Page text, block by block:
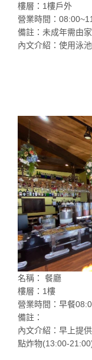
樓層：1樓戶外
營業時間：
備註：未成年需由
內文介紹：使用泳
名稱： 餐廳
樓層：1樓
營業時間：早餐
備註：
內文介紹：早上提
點炸物(13:00-